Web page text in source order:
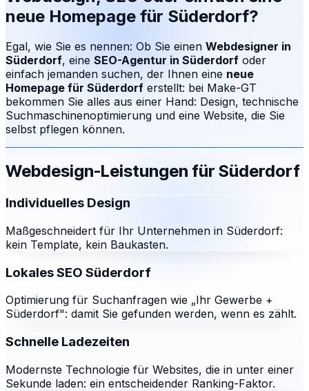
neue Homepage für Süderdorf?
Egal, wie Sie es nennen: Ob Sie einen Webdesigner in
Süderdorf, eine SEO-Agentur in Süderdorf oder
einfach jemanden suchen, der Ihnen eine neue
Homepage für Süderdorf erstellt: bei Make-GT
bekommen Sie alles aus einer Hand: Design, technische
Suchmaschinenoptimierung und eine Website, die Sie
selbst pflegen können.
Webdesign-Leistungen für Süderdorf
Individuelles Design
Maßgeschneidert für Ihr Unternehmen in Süderdorf:
kein Template, kein Baukasten.
Lokales SEO Süderdorf
Optimierung für Suchanfragen wie „Ihr Gewerbe +
Süderdorf": damit Sie gefunden werden, wenn es zählt.
Schnelle Ladezeiten
Modernste Technologie für Websites, die in unter einer
Sekunde laden: ein entscheidender Ranking-Faktor.